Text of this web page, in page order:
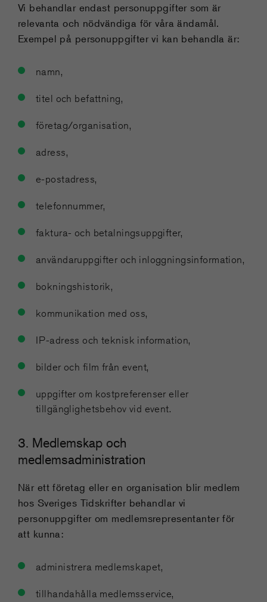
Vi behandlar endast personuppgifter som är
relevanta och nödvändiga för våra ändamål.
Exempel på personuppgifter vi kan behandla är:
namn,
titel och befattning,
företag/organisation,
adress,
e-postadress,
telefonnummer,
faktura- och betalningsuppgifter,
användaruppgifter och inloggningsinformation,
bokningshistorik,
kommunikation med oss,
IP-adress och teknisk information,
bilder och film från event,
uppgifter om kostpreferenser eller
tillgänglighetsbehov vid event.
3. Medlemskap och
medlemsadministration
När ett företag eller en organisation blir medlem
hos Sveriges Tidskrifter behandlar vi
personuppgifter om medlemsrepresentanter för
att kunna:
administrera medlemskapet,
tillhandahålla medlemsservice,